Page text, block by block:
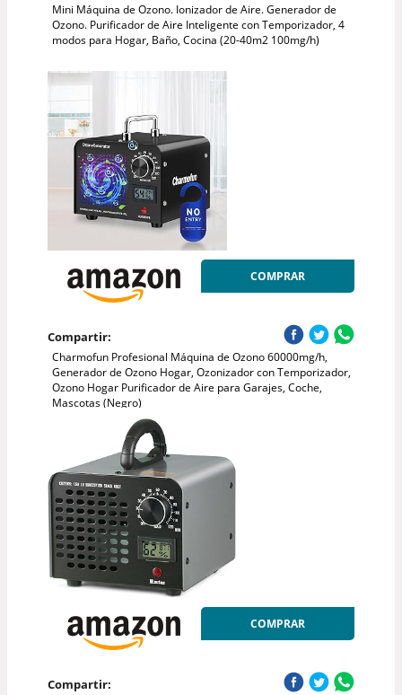
Mini Máquina de Ozono. Ionizador de Aire. Generador de
Ozono. Purificador de Aire Inteligente con Temporizador, 4
modos para Hogar, Baño, Cocina (20-40m2 100mg/h)
COMPRAR
Compartir:
Charmofun Profesional Máquina de Ozono 60000mg/h,
Generador de Ozono Hogar, Ozonizador con Temporizador,
Ozono Hogar Purificador de Aire para Garajes, Coche,
Mascotas (Negro)
COMPRAR
Compartir: